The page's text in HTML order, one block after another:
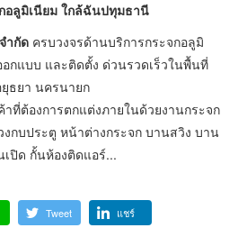
อลูมิเนียม ใกล้ฉันปทุมธานี
ำกัด ครบวงจรด้านบริการกระจกอลูมิ
กแบบ และติดตั้ง ด่วนรวดเร็วในพื้นที่
ธยา นครนายก
ที่ต้องการตกแต่งภายในด้วยงานกระจก
งกบประตู หน้าต่างกระจก บานสวิง บาน
ปิด กั้นห้องติดแอร์...
Tweet แชร์